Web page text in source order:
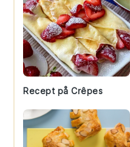
Recept på Crêpes